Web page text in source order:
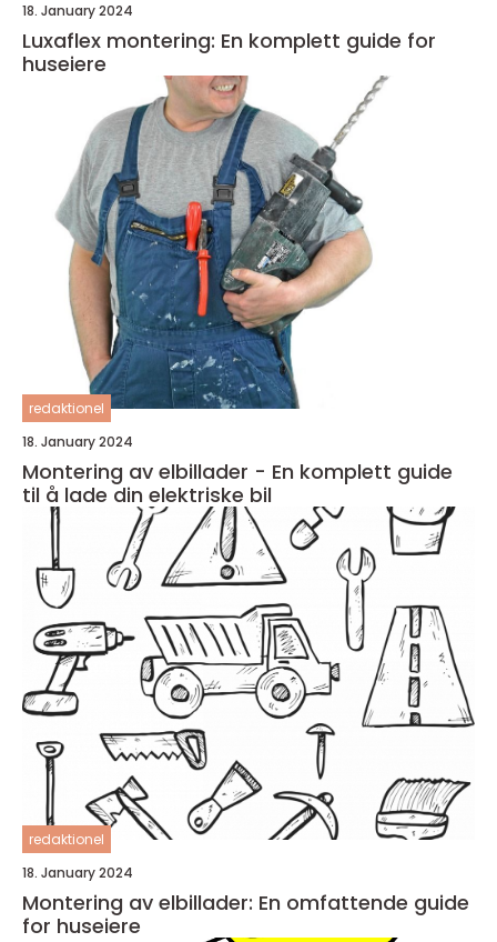
18. January 2024
Luxaflex montering: En komplett guide for
huseiere
redaktionel
18. January 2024
Montering av elbillader - En komplett guide
til å lade din elektriske bil
redaktionel
18. January 2024
Montering av elbillader: En omfattende guide
for huseiere